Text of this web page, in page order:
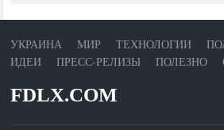
УКРАИНА МИР ТЕХНОЛОГИИ
ИДЕИ
ПРЕСС-РЕЛИЗЫ ПОЛЕЗНО
FDLX.COM